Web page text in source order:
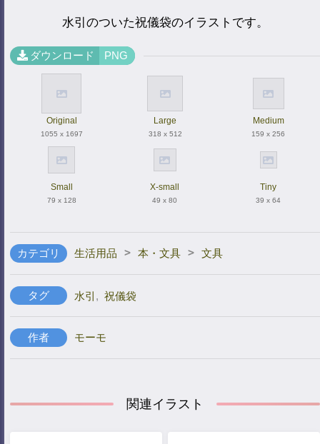
水引のついた祝儀袋のイラストです。
ダウンロード PNG
Original
1055 x 1697
Large
318 x 512
Medium
159 x 256
Small
79 x 128
X-small
49 x 80
Tiny
39 x 64
カテゴリ 生活用品 > 本・文具 > 文具
タグ 水引 , 祝儀袋
作者 モーモ
関連イラスト